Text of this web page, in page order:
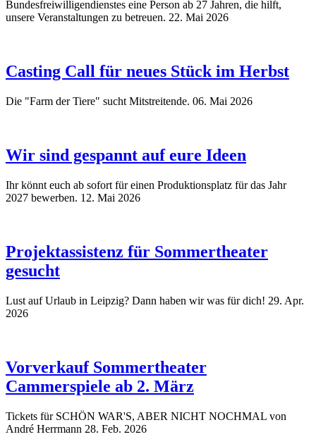
Bundesfreiwilligendienstes eine Person ab 27 Jahren, die hilft,
unsere Veranstaltungen zu betreuen. 22. Mai 2026
Casting Call für neues Stück im Herbst
Die "Farm der Tiere" sucht Mitstreitende. 06. Mai 2026
Wir sind gespannt auf eure Ideen
Ihr könnt euch ab sofort für einen Produktionsplatz für das Jahr
2027 bewerben. 12. Mai 2026
Projektassistenz für Sommertheater
gesucht
Lust auf Urlaub in Leipzig? Dann haben wir was für dich! 29. Apr.
2026
Vorverkauf Sommertheater
Cammerspiele ab 2. März
Tickets für SCHÖN WAR'S, ABER NICHT NOCHMAL von
André Herrmann 28. Feb. 2026